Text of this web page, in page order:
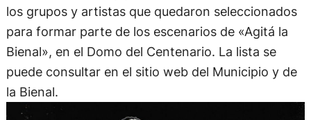
los grupos y artistas que quedaron seleccionados
para formar parte de los escenarios de «Agitá la
Bienal», en el Domo del Centenario. La lista se
puede consultar en el sitio web del Municipio y de
la Bienal.